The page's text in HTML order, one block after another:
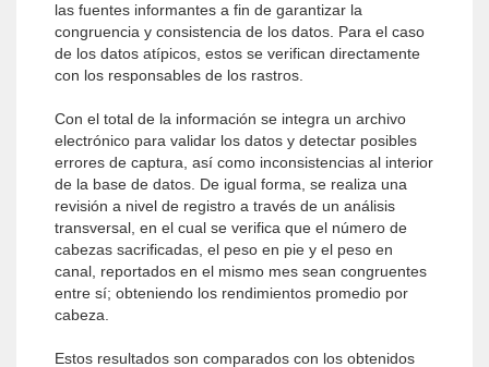
las fuentes informantes a fin de garantizar la
congruencia y consistencia de los datos. Para el caso
de los datos atípicos, estos se verifican directamente
con los responsables de los rastros.
Con el total de la información se integra un archivo
electrónico para validar los datos y detectar posibles
errores de captura, así como inconsistencias al interior
de la base de datos. De igual forma, se realiza una
revisión a nivel de registro a través de un análisis
transversal, en el cual se verifica que el número de
cabezas sacrificadas, el peso en pie y el peso en
canal, reportados en el mismo mes sean congruentes
entre sí; obteniendo los rendimientos promedio por
cabeza.
Estos resultados son comparados con los obtenidos